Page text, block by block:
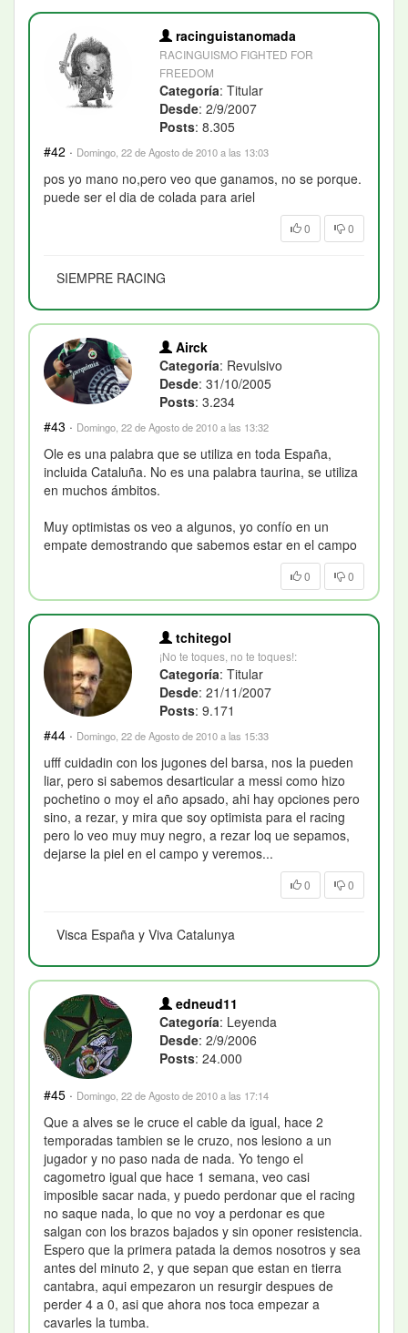
racinguistanomada
RACINGUISMO FIGHTED FOR
FREEDOM
Categoría: Titular
Desde: 2/9/2007
Posts: 8.305
#42 · Domingo, 22 de Agosto de 2010 a las 13:03
pos yo mano no,pero veo que ganamos, no se porque.
puede ser el dia de colada para ariel
0 0
SIEMPRE RACING
Airck
Categoría: Revulsivo
Desde: 31/10/2005
Posts: 3.234
#43 · Domingo, 22 de Agosto de 2010 a las 13:32
Ole es una palabra que se utiliza en toda España,
incluida Cataluña. No es una palabra taurina, se utiliza
en muchos ámbitos.
Muy optimistas os veo a algunos, yo confío en un
empate demostrando que sabemos estar en el campo
0 0
tchitegol
¡No te toques, no te toques!:
Categoría: Titular
Desde: 21/11/2007
Posts: 9.171
#44 · Domingo, 22 de Agosto de 2010 a las 15:33
ufff cuidadin con los jugones del barsa, nos la pueden
liar, pero si sabemos desarticular a messi como hizo
pochetino o moy el año apsado, ahi hay opciones pero
sino, a rezar, y mira que soy optimista para el racing
pero lo veo muy muy negro, a rezar loq ue sepamos,
dejarse la piel en el campo y veremos...
0 0
Visca España y Viva Catalunya
edneud11
Categoría: Leyenda
Desde: 2/9/2006
Posts: 24.000
#45 · Domingo, 22 de Agosto de 2010 a las 17:14
Que a alves se le cruce el cable da igual, hace 2
temporadas tambien se le cruzo, nos lesiono a un
jugador y no paso nada de nada. Yo tengo el
cagometro igual que hace 1 semana, veo casi
imposible sacar nada, y puedo perdonar que el racing
no saque nada, lo que no voy a perdonar es que
salgan con los brazos bajados y sin oponer resistencia.
Espero que la primera patada la demos nosotros y sea
antes del minuto 2, y que sepan que estan en tierra
cantabra, aqui empezaron un resurgir despues de
perder 4 a 0, asi que ahora nos toca empezar a
cavarles la tumba.